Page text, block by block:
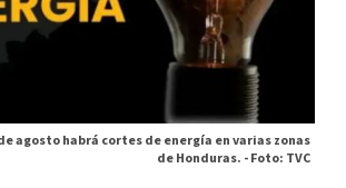
agosto habrá cortes de energía en varias zonas
de Honduras. -Foto: TVC